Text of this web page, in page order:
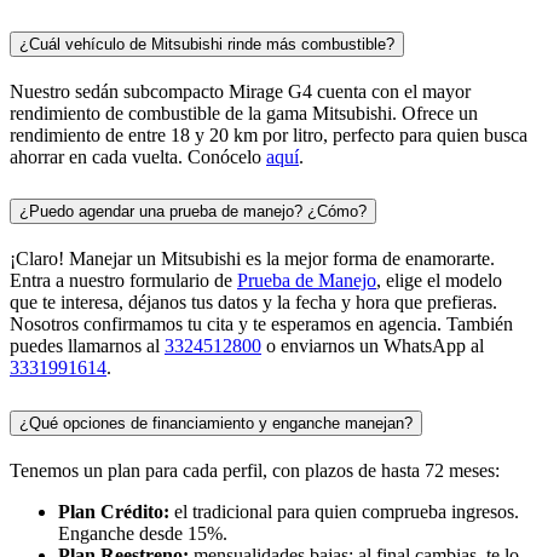
¿Cuál vehículo de Mitsubishi rinde más combustible?
Nuestro sedán subcompacto Mirage G4 cuenta con el mayor
rendimiento de combustible de la gama Mitsubishi. Ofrece un
rendimiento de entre 18 y 20 km por litro, perfecto para quien busca
ahorrar en cada vuelta. Conócelo aquí.
¿Puedo agendar una prueba de manejo? ¿Cómo?
¡Claro! Manejar un Mitsubishi es la mejor forma de enamorarte.
Entra a nuestro formulario de Prueba de Manejo, elige el modelo
que te interesa, déjanos tus datos y la fecha y hora que prefieras.
Nosotros confirmamos tu cita y te esperamos en agencia. También
puedes llamarnos al 3324512800 o enviarnos un WhatsApp al
3331991614.
¿Qué opciones de financiamiento y enganche manejan?
Tenemos un plan para cada perfil, con plazos de hasta 72 meses:
Plan Crédito: el tradicional para quien comprueba ingresos.
Enganche desde 15%.